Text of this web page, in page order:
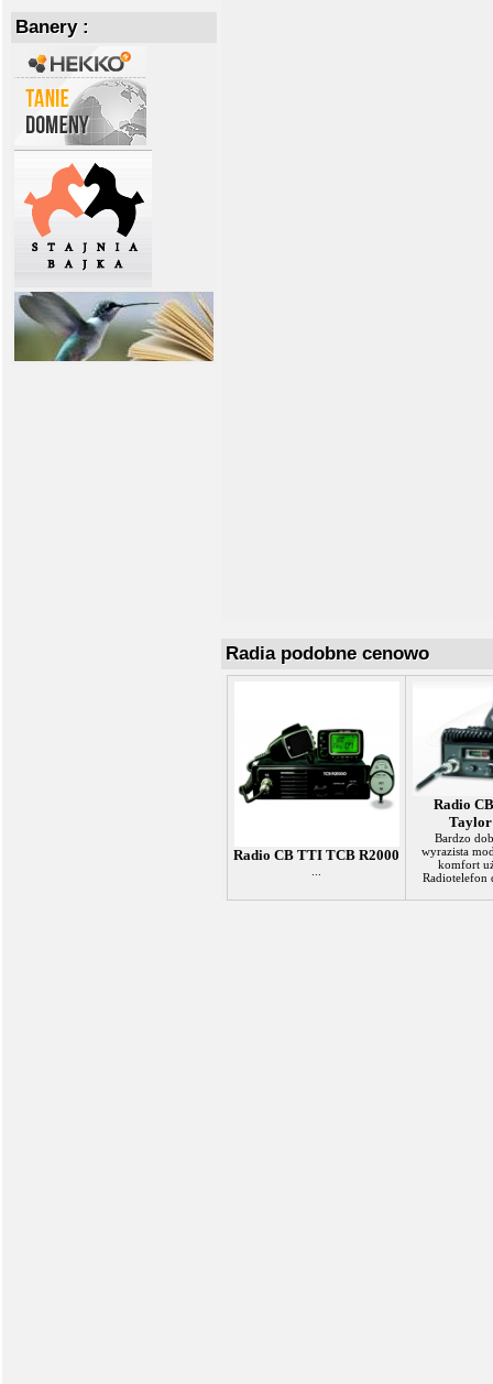
Banery :
Radia podobne cenowo
Radio CB TTI TCB R2000
Radio
Bardzo
wyrazista
komfort
Radiotelefon